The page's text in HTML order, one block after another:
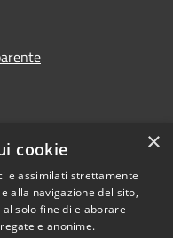
© 2026 • Comune di
×
cookie
e assimilati strettamente
alla navigazione del sito,
solo fine di elaborare
e anonime.